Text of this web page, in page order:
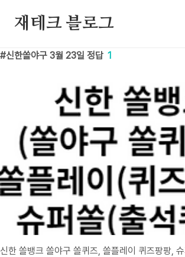
재테크 블로그
신한쏠야구 3월 23일 정답 1